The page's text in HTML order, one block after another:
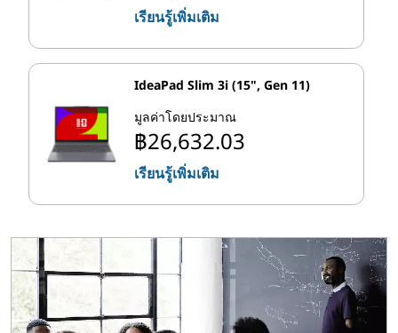
เรียนรู้เพิ่มเติม
IdeaPad Slim 3i (15", Gen 11)
มูลค่าโดยประมาณ
฿26,632.03
เรียนรู้เพิ่มเติม